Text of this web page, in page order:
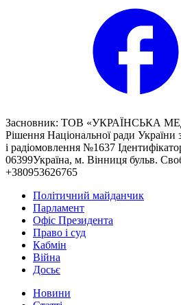
Засновник: ТОВ «УКРАЇНСЬКА
Рішення Національної ради України
і радіомовлення №1637
06399Україна, м. Вінниця бульв.
+380953626765
Політичний майданчик
Парламент
Офіс Президента
Право і суд
Кабмін
Війна
Досьє
Новини